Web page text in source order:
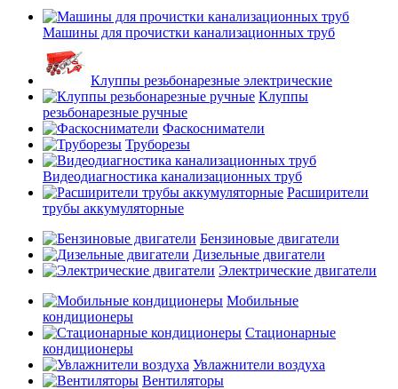
Машины для прочистки канализационных труб
Клуппы резьбонарезные электрические
Клуппы
резьбонарезные ручные
Фаскосниматели
Труборезы
Видеодиагностика канализационных труб
Расширители
трубы аккумуляторные
Бензиновые двигатели
Дизельные двигатели
Электрические двигатели
Мобильные
кондиционеры
Стационарные
кондиционеры
Увлажнители воздуха
Вентиляторы